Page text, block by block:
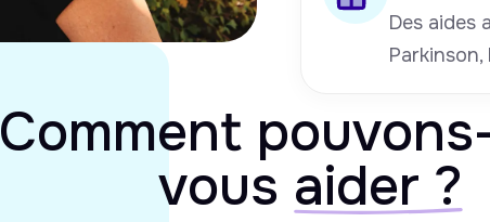
Des aides
Comment
vous aider ?